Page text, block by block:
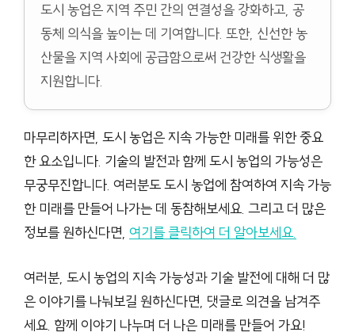
도시 농업은 지역 주민 간의 연결성을 강화하고, 공
동체 의식을 높이는 데 기여합니다. 또한, 신선한 농
산물을 지역 사회에 공급함으로써 건강한 식생활을
지원합니다.
마무리하자면, 도시 농업은 지속 가능한 미래를 위한 중요
한 요소입니다. 기술의 발전과 함께 도시 농업의 가능성은
무궁무진합니다. 여러분도 도시 농업에 참여하여 지속 가능
한 미래를 만들어 나가는 데 동참해보세요. 그리고 더 많은
정보를 원하신다면, 여기를 클릭하여 더 알아보세요.
여러분, 도시 농업의 지속 가능성과 기술 발전에 대해 더 많
은 이야기를 나눠보길 원하신다면, 댓글로 의견을 남겨주
세요. 함께 이야기 나누며 더 나은 미래를 만들어 가요!